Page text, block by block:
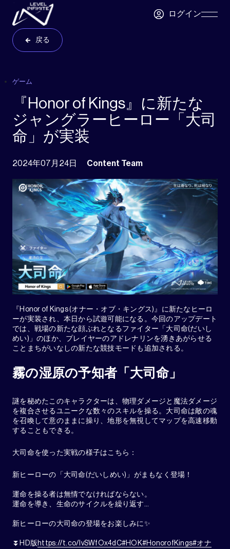
Skip to main content
ログインSkip
戻る
ゲーム
『Honor of Kings』に新たな
ジャングラーヒーロー「大司
命」が実装
2024年07月24日 Content Team
『Honor of Kings (オナー・オブ・キングス)』に新たなヒーロ
ーが実装され、本日から試遊可能になる。今回のアップデート
では、戦場の新たな顔ぶれとなるファイター「大司命(だいし
めい)」のほか、プレイヤーのアドレナリンを湧きあがらせる
ことまちがいなしの新たな競技モードも追加される。
霧の湿原の予知者「大司命」
謎を秘めたこのキャラクターは、物理ダメージと魔法ダメージ
を複合させるユニークな数々のスキルを操る。大司命は敵の魂
を召喚して意のままに操り、地形を無視してマップを高速移動
することもできる。
大司命を使った実戦の様子はこちら：
新ヒーローの「大司命(だいしめい)」がまもなく登場！
運命を操る者は無情でなければならない。
運命を導き、生命のサイクルを繰り返す…
新ヒーローの大司命の登場をお楽しみに✨
⏬HD版 https://t.co/IvSWfOx4dC#HOK#HonorofKings#オナ